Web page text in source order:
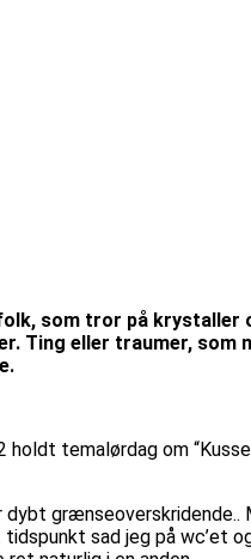
folk, som tror på
Ting eller traumer, som
temalørdag om
dybt
sad jeg på wc’et